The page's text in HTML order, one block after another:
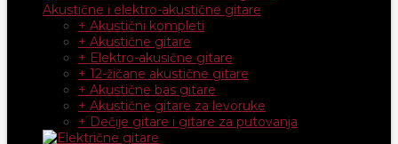
Akustične i elektro-akustične gitare
+ Akustični kompleti
+ Akustične gitare
+ Elektro-akusične gitare
+ 12-žičane akustične gitare
+ Akustične bas gitare
+ Akustične gitare za levoruke
+ Dečije gitare i gitare za putovanja